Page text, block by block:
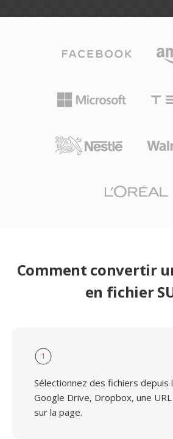
Comment convertir
en fichier
1
Sélectionnez des fichiers depuis
Google Drive, Dropbox, une
sur la page.